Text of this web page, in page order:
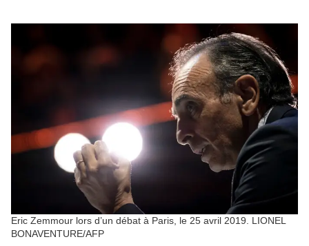
Eric Zemmour lors d’un débat à Paris, le 25 avril 2019. LIONEL
BONAVENTURE/AFP